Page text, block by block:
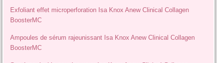
Exfoliant effet microperforation Isa Knox Anew Clinical Collagen
BoosterMC
Ampoules de sérum rajeunissant Isa Knox Anew Clinical Collagen
BoosterMC